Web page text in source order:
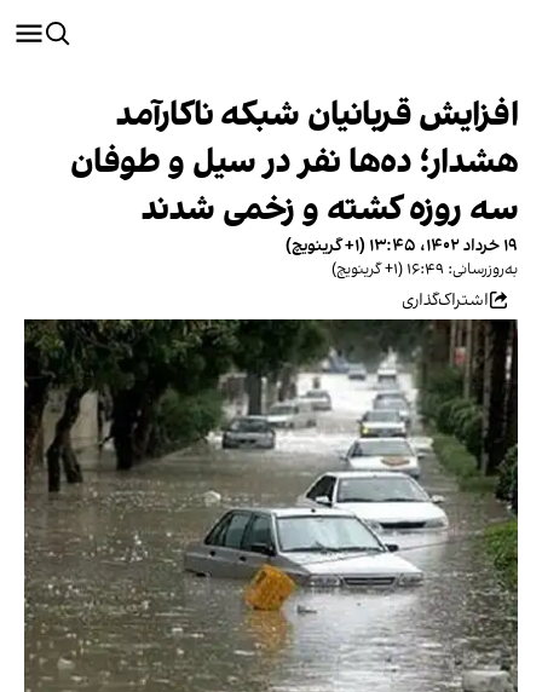
افزایش قربانیان شبکه ناکارآمد
هشدار؛ ده‌ها نفر در سیل و طوفان
سه روزه کشته و زخمی شدند
۱۹ خرداد ۱۴۰۲، ۱۳:۴۵ (‎+۱ گرینویچ)
به‌روزرسانی: ۱۶:۴۹ (‎+۱ گرینویچ)
اشتراک‌گذاری